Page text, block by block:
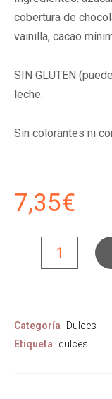
cobertura de
vainilla, cacao
SIN GLUTEN
leche.
Sin colorantes ni
7,35€
Categoría
Dulces
Etiqueta
dulces